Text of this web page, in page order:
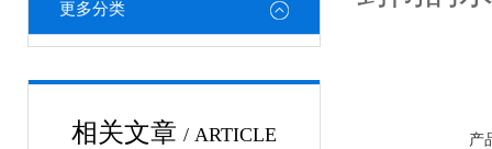
更多分类
相关文章 / ARTICLE 产